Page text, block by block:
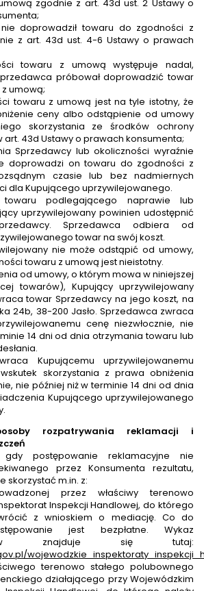
zgodnie z art. 43d ust. 2 Ustawy o
doprowadził towaru do zgodności z
z art. 43d ust. 4-6 Ustawy o prawach
towaru z umową występuje nadal,
próbował doprowadzić towar
umową;
towaru z umową jest na tyle istotny, że
ceny albo odstąpienie od umowy
skorzystania ze środków ochrony
art. 43d Ustawy o prawach konsumenta;
Sprzedawcy lub okoliczności wyraźnie
doprowadzi on towaru do zgodności z
czasie lub bez nadmiernych
dla Kupującego uprzywilejowanego.
podlegającego naprawie lub
uprzywilejowany powinien udostępnić
Sprzedawca odbiera od
towar na swój koszt.
nie może odstąpić od umowy,
towaru z umową jest nieistotny.
od umowy, o którym mowa w niniejszej
towarów), Kupujący uprzywilejowany
towar Sprzedawcy na jego koszt, na
24b, 38-200 Jasło. Sprzedawca zwraca
cenę niezwłocznie, nie
14 dni od dnia otrzymania towaru lub
Kupującemu uprzywilejowanemu
skorzystania z prawa obniżenia
nie później niż w terminie 14 dni od dnia
Kupującego uprzywilejowanego
rozpatrywania reklamacji i
postępowanie reklamacyjne nie
przez Konsumenta rezultatu,
skorzystać m.in. z:
przez właściwy terenowo
Inspekcji Handlowej, do którego
z wnioskiem o mediację. Co do
jest bezpłatne. Wykaz
znajduje się tutaj:
terenowo stałego polubownego
działającego przy Wojewódzkim